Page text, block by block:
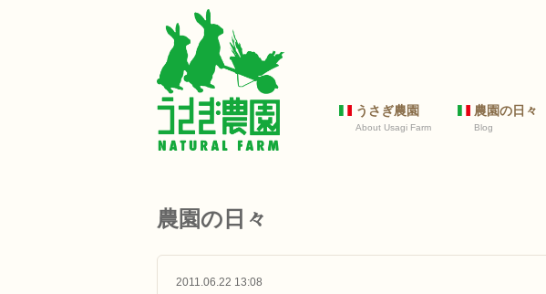
うさぎ農園
About Usagi Farm
農園の日々
Blog
農園の日々
2011.06.22 13:08